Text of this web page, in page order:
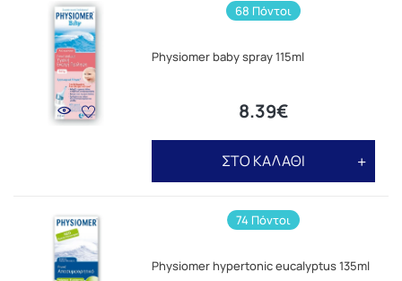
68 Πόντοι
Physiomer baby spray 115ml
8.39€
ΣΤΟ ΚΑΛΑΘΙ
74 Πόντοι
Physiomer hypertonic eucalyptus 135ml